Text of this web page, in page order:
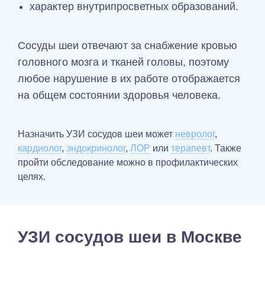
характер внутрипросветных образований.
Сосуды шеи отвечают за снабжение кровью
головного мозга и тканей головы, поэтому
любое нарушение в их работе отображается
на общем состоянии здоровья человека.
Назначить УЗИ сосудов шеи может невролог,
кардиолог, эндокринолог, ЛОР или терапевт. Также
пройти обследование можно в профилактических
целях.
УЗИ сосудов шеи в Москве